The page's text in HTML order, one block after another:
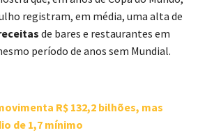
registram, em média, uma alta de
de bares e restaurantes em
período de anos sem Mundial.
R$ 132,2 bilhões, mas
de 1,7 mínimo